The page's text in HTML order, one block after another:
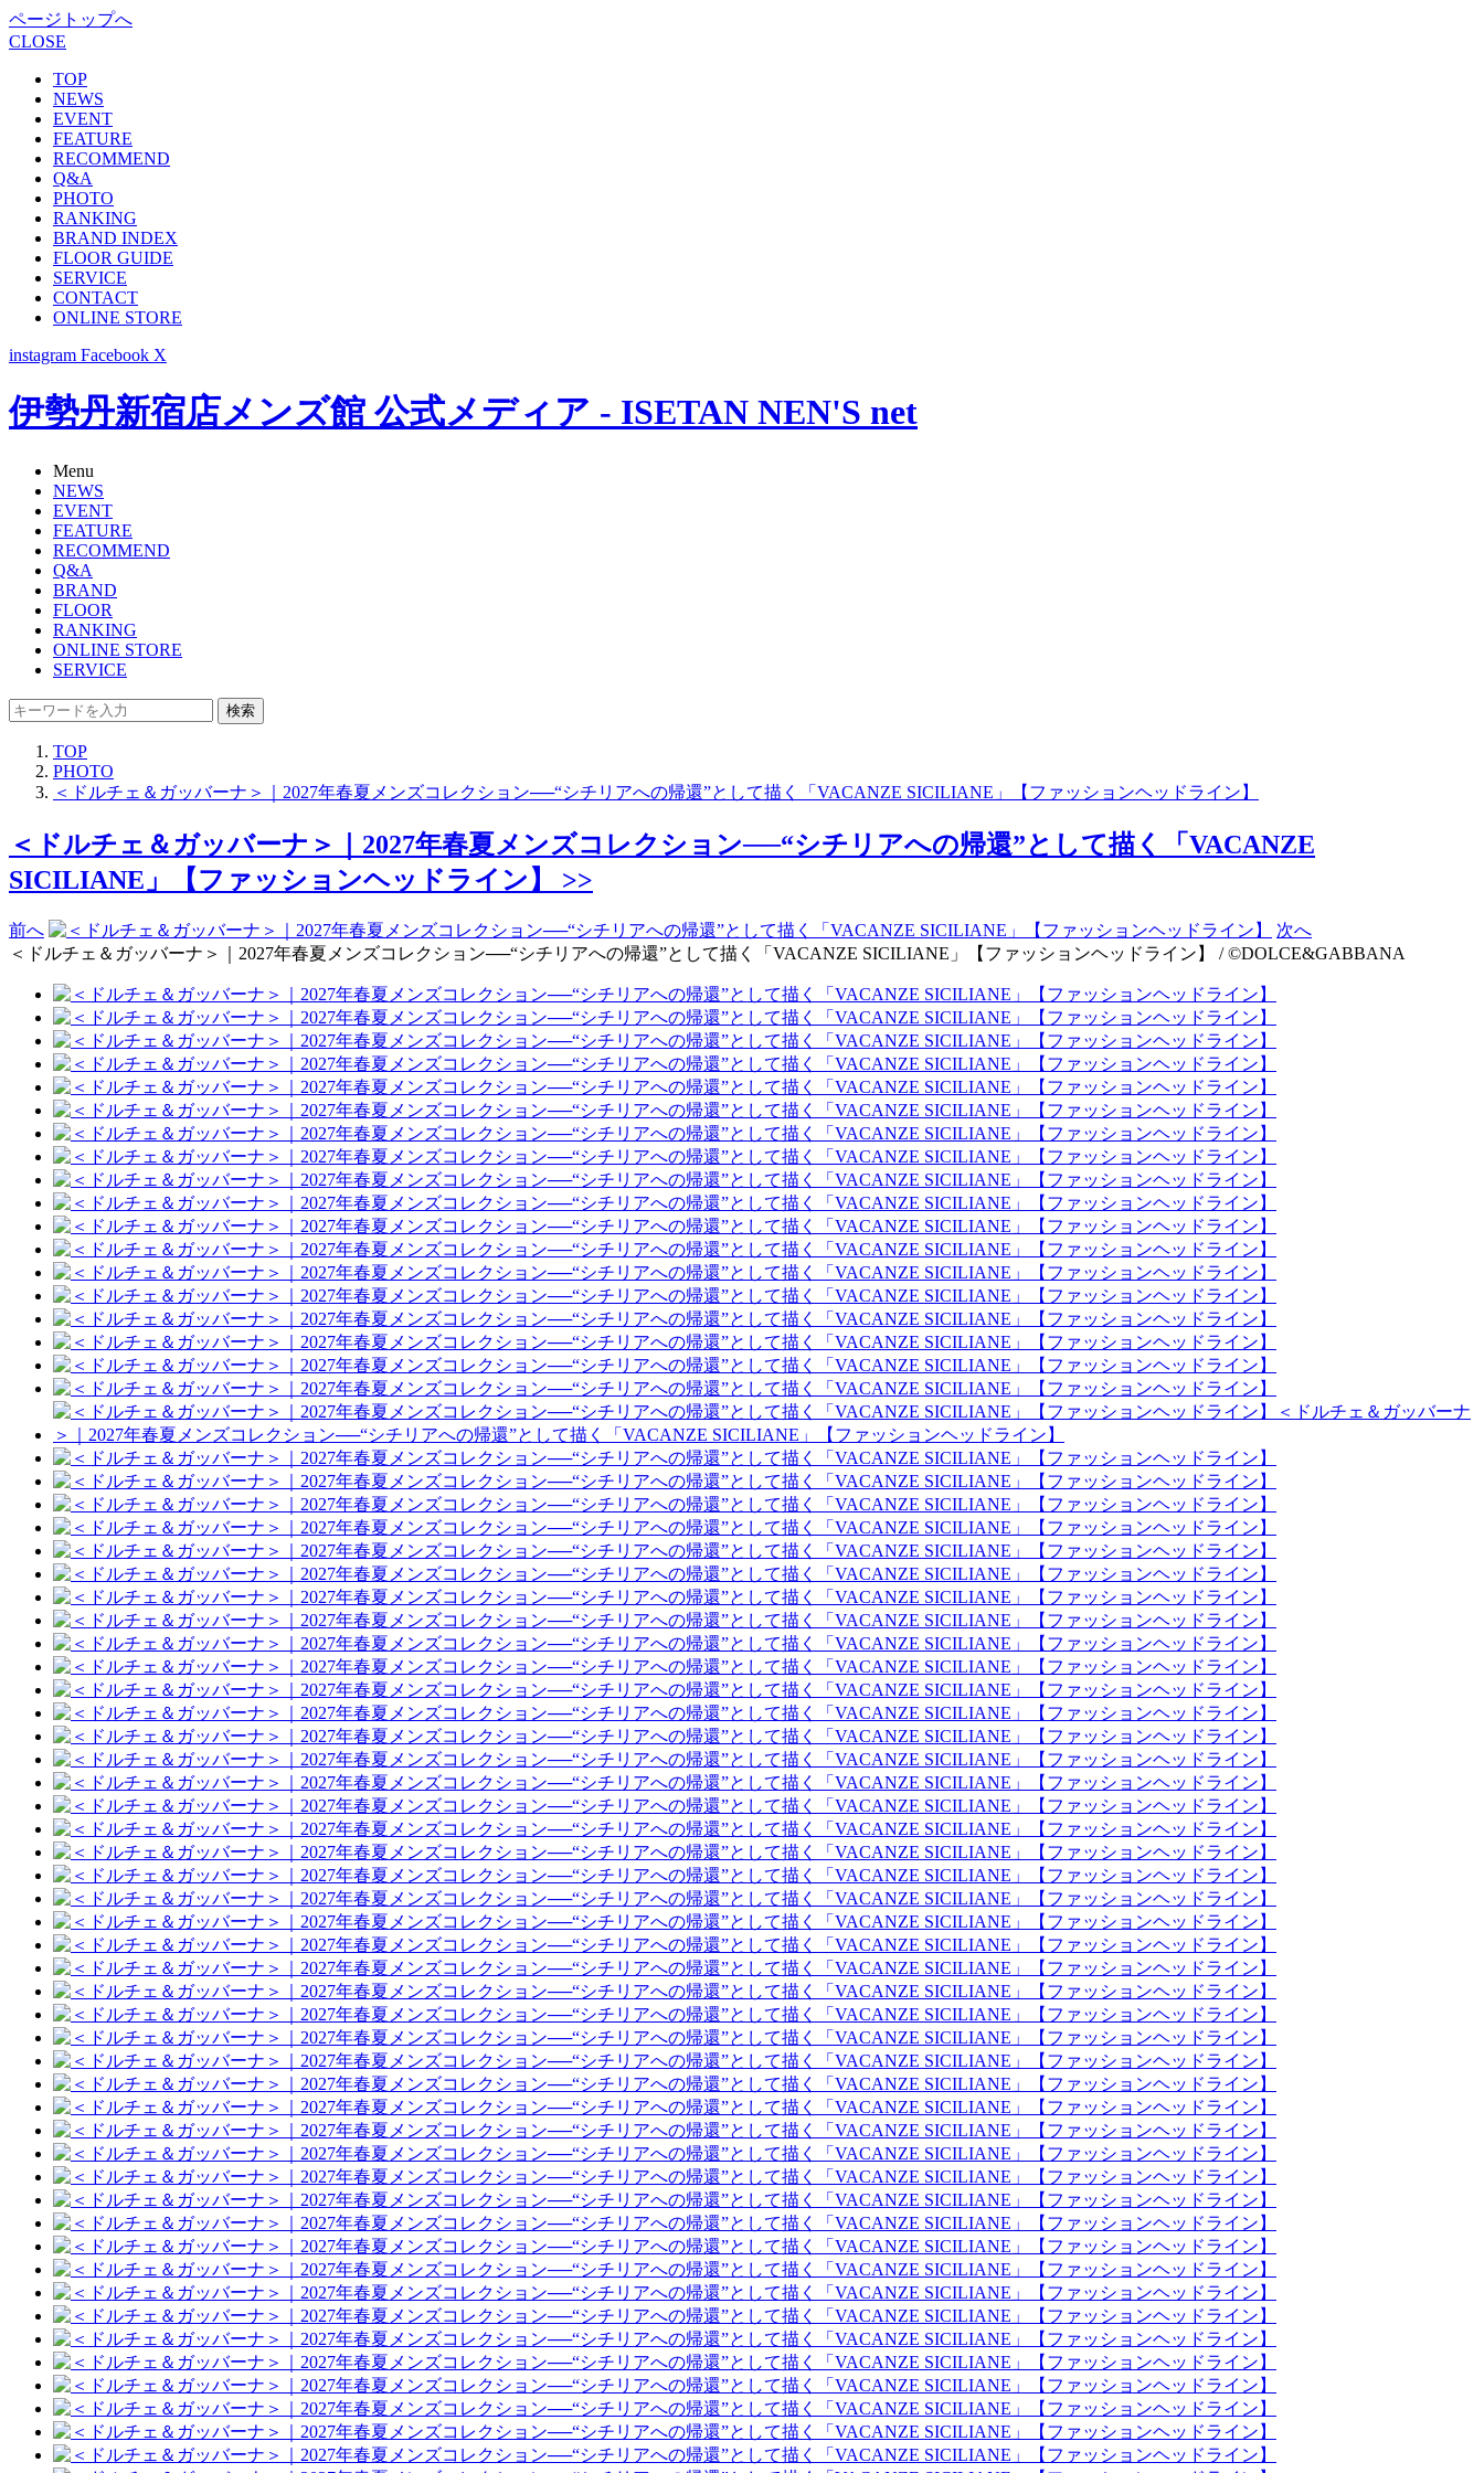
ページトップへ
CLOSE
TOP
NEWS
EVENT
FEATURE
RECOMMEND
Q&A
PHOTO
RANKING
BRAND INDEX
FLOOR GUIDE
SERVICE
CONTACT
ONLINE STORE
instagram Facebook X
伊勢丹新宿店メンズ館 公式メディア - ISETAN NEN'S net
Menu
NEWS
EVENT
FEATURE
RECOMMEND
Q&A
BRAND
FLOOR
RANKING
ONLINE STORE
SERVICE
検索
TOP
PHOTO
＜ドルチェ＆ガッバーナ＞｜2027年春夏メンズコレクション──“シチリアへの帰還”として描く「VACANZE SICILIANE」【ファッションヘッドライン】
＜ドルチェ＆ガッバーナ＞｜2027年春夏メンズコレクション──“シチリアへの帰還”として描く「VACANZE
SICILIANE」【ファッションヘッドライン】 >>
前へ
次へ
＜ドルチェ＆ガッバーナ＞｜2027年春夏メンズコレクション──“シチリアへの帰還”として描く「VACANZE SICILIANE」【ファッションヘッドライン】 / ©DOLCE&GABBANA